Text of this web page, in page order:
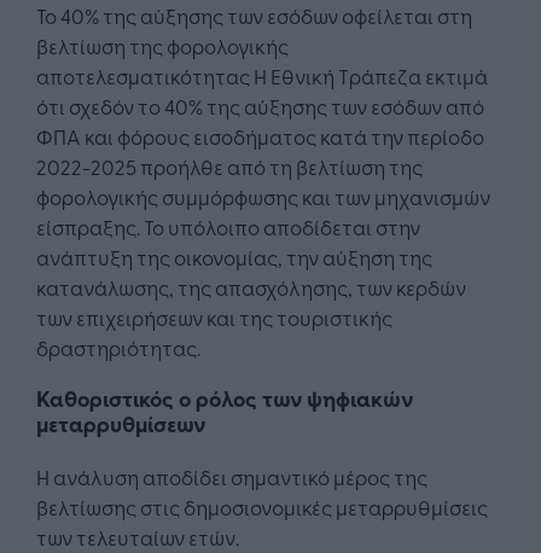
Το 40% της αύξησης των εσόδων οφείλεται στη
βελτίωση της φορολογικής
αποτελεσματικότητας Η Εθνική Τράπεζα εκτιμά
ότι σχεδόν το 40% της αύξησης των εσόδων από
ΦΠΑ και φόρους εισοδήματος κατά την περίοδο
2022-2025 προήλθε από τη βελτίωση της
φορολογικής συμμόρφωσης και των μηχανισμών
είσπραξης. Το υπόλοιπο αποδίδεται στην
ανάπτυξη της οικονομίας, την αύξηση της
κατανάλωσης, της απασχόλησης, των κερδών
των επιχειρήσεων και της τουριστικής
δραστηριότητας.
Καθοριστικός ο ρόλος των ψηφιακών
μεταρρυθμίσεων
Η ανάλυση αποδίδει σημαντικό μέρος της
βελτίωσης στις δημοσιονομικές μεταρρυθμίσεις
των τελευταίων ετών.